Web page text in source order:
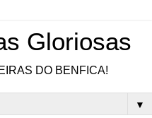
Gloriosas
DO BENFICA!
▼